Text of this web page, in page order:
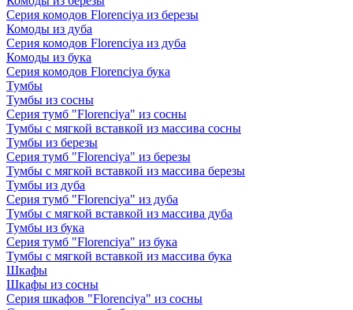
Серия комодов Florenciya из березы
Комоды из дуба
Серия комодов Florenciya из дуба
Комоды из бука
Серия комодов Florenciya бука
Тумбы
Тумбы из сосны
Серия тумб "Florenciya" из сосны
Тумбы с мягкой вставкой из массива сосны
Тумбы из березы
Серия тумб "Florenciya" из березы
Тумбы с мягкой вставкой из массива березы
Тумбы из дуба
Серия тумб "Florenciya" из дуба
Тумбы с мягкой вставкой из массива дуба
Тумбы из бука
Серия тумб "Florenciya" из бука
Тумбы с мягкой вставкой из массива бука
Шкафы
Шкафы из сосны
Серия шкафов "Florenciya" из сосны